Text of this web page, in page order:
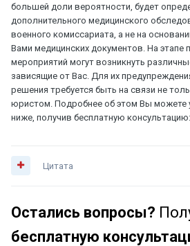
большей доли вероятности, будет
дополнительного медицинского
военного комиссариата, а не на
Вами медицинских документов. На
мероприятий могут возникнуть
зависящие от Вас. Для их
решения требуется быть на связи не
юристом. Подробнее об этом Вы можете
ниже, получив бесплатную консультацию:
Цитата
Остались вопросы?
бесплатную